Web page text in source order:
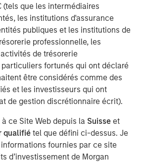
(tels que les intermédiaires
les institutions d'assurance
publiques et les institutions de
professionnelle, les
de trésorerie
fortunés qui ont déclaré
être considérés comme des
et les investisseurs qui ont
de gestion discrétionnaire écrit).
ce Site Web depuis la Suisse et
qualifiétel que défini ci-dessus. Je
fournies par ce site
d’investissement de Morgan
for Improvement
improvement is essential to
long-term outcomes.
and accurate feedback—
as a basis for improvement—can
facets of process
getting the right people and